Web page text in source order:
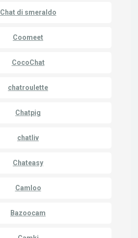
Chat di smeraldo
Coomeet
CocoChat
chatroulette
Chatpig
chatliv
Chateasy
Camloo
Bazoocam